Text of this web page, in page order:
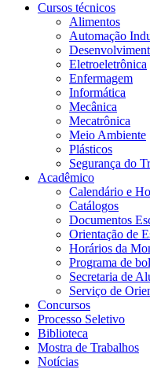
Cursos técnicos
Alimentos
Automação
Eletroeletrônica
Enfermagem
Informática
Mecânica
Mecatrônica
Meio Ambiente
Plásticos
Segurança do
Acadêmico
Calendário e
Catálogos
Documentos
Orientação de
Horários da
Programa de
Secretaria de
Serviço de
Concursos
Processo Seletivo
Biblioteca
Mostra de Trabalhos
Notícias